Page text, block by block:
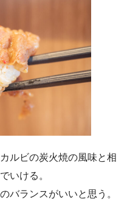
ルビの炭火焼の風味と相
いける。
バランスがいいと思う。